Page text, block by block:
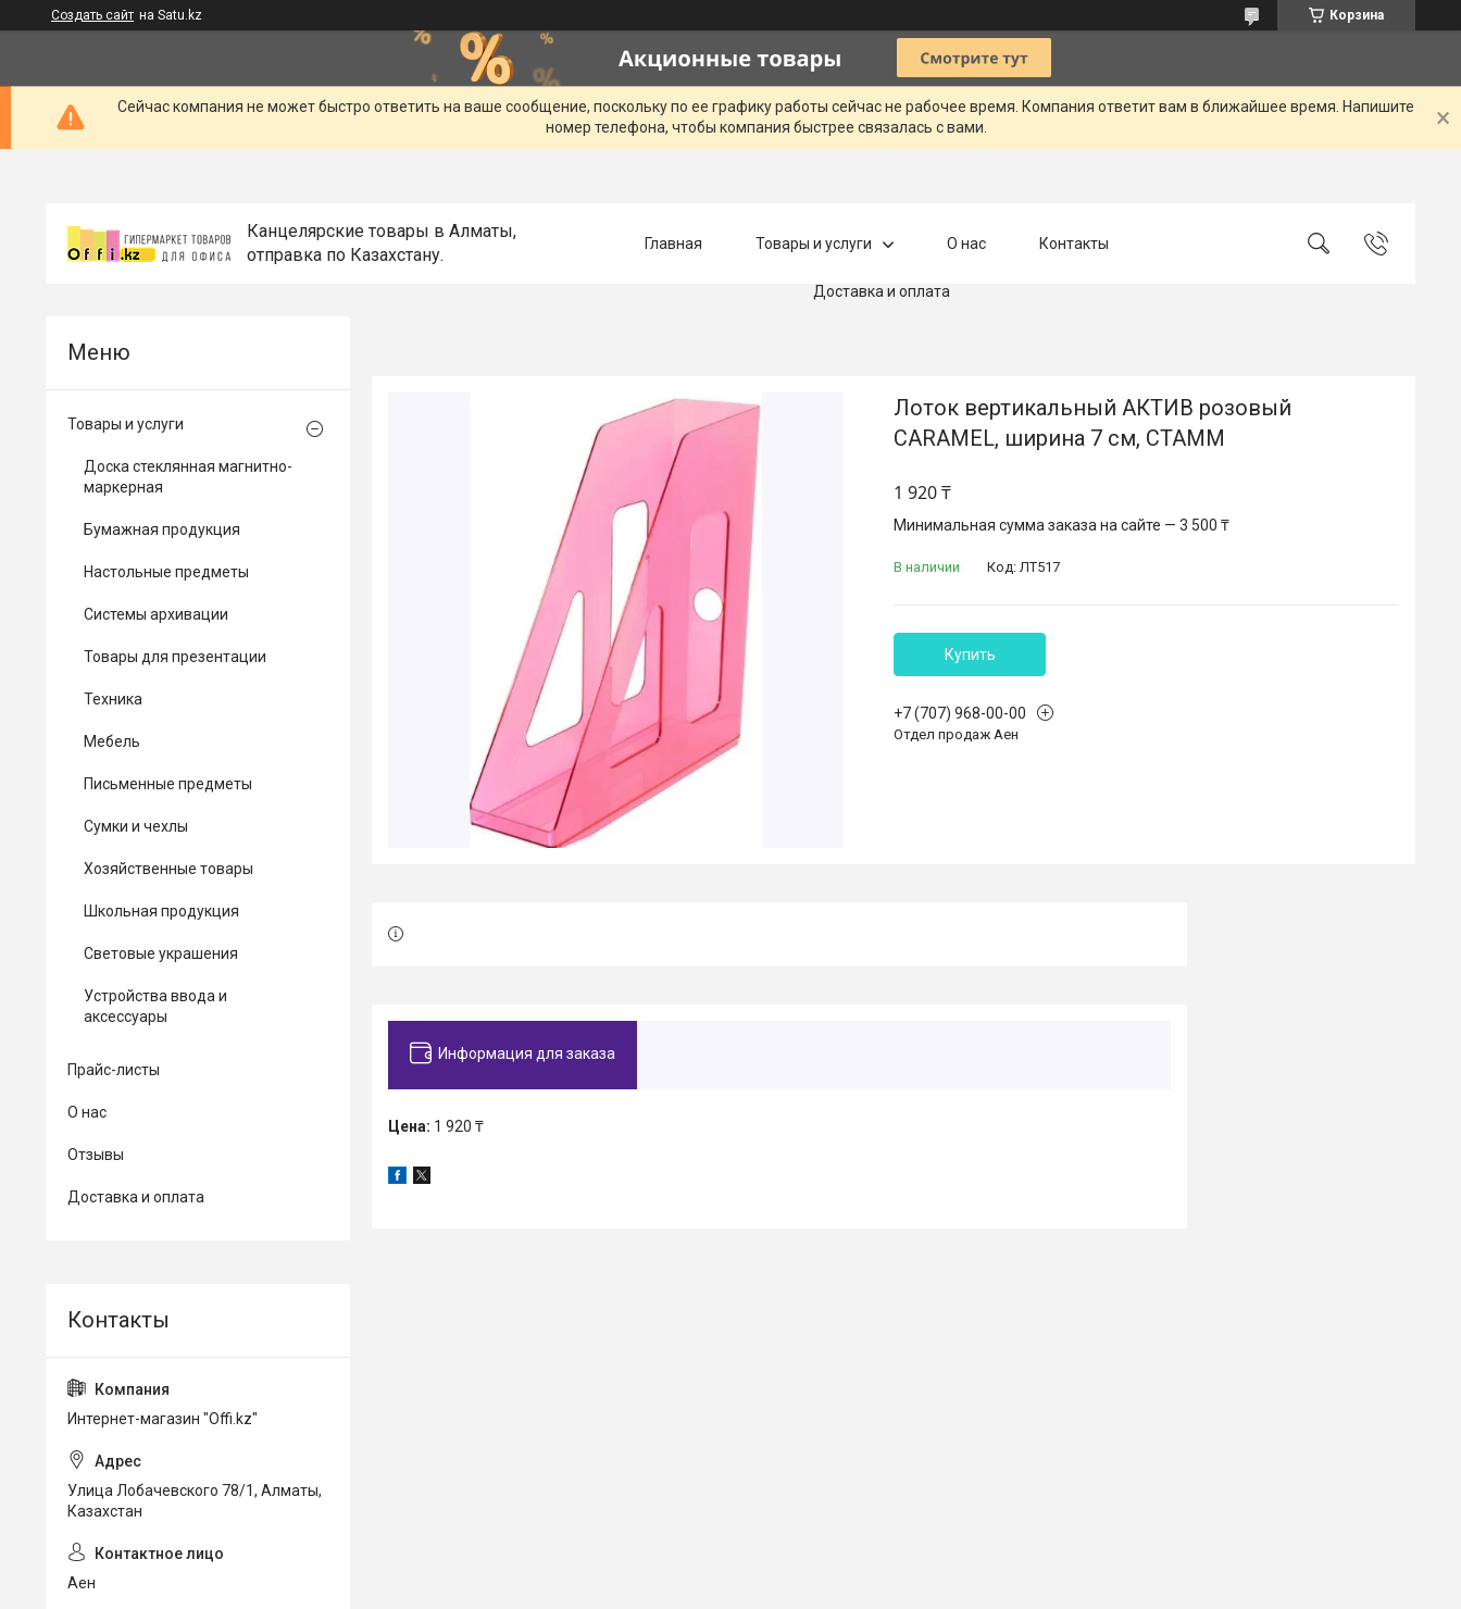
Создать сайт на Satu.kz Корзина
Сейчас компания не может быстро ответить на ваше сообщение, поскольку по ее графику работы сейчас не рабочее время. Компания ответит вам в ближайшее время. Напишите
номер телефона, чтобы компания быстрее связалась с вами.
Канцелярские товары в Алматы,
отправка по Казахстану.
Главная Товары и услуги О нас Контакты
Доставка и оплата
Лоток вертикальный АКТИВ розовый
CARAMEL, ширина 7 см, СТАММ
1 920 ₸
Минимальная сумма заказа на сайте — 3 500 ₸
В наличии Код:ЛТ517
Купить
+7 (707) 968-00-00
Отдел продаж Аен
Информация для заказа
Цена: 1 920 ₸
Товары и услуги
Доска стеклянная магнитно-
маркерная
Бумажная продукция
Настольные предметы
Системы архивации
Товары для презентации
Техника
Мебель
Письменные предметы
Сумки и чехлы
Хозяйственные товары
Школьная продукция
Световые украшения
Устройства ввода и
аксессуары
Прайс-листы
О нас
Отзывы
Доставка и оплата
Интернет-магазин "Offi.kz"
Улица Лобачевского 78/1, Алматы,
Казахстан
Аен